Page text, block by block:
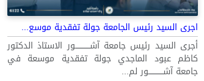
اجرى السيد رئيس الجامعة جولة تفقدية موسع...
أجرى السيد رئيس جامعة آشــــــــــــور الاستاذ الدكتور
كاظم عبود الماجدي جولة تفقدية موسعة في
جامعة آشــــــــــــور لم...